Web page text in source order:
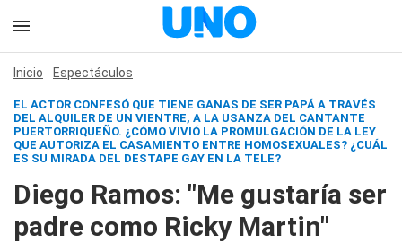
Inicio Espectáculos
EL ACTOR CONFESÓ QUE TIENE GANAS DE SER PAPÁ A TRAVÉS
DEL ALQUILER DE UN VIENTRE, A LA USANZA DEL CANTANTE
PUERTORRIQUEÑO. ¿CÓMO VIVIÓ LA PROMULGACIÓN DE LA LEY
QUE AUTORIZA EL CASAMIENTO ENTRE HOMOSEXUALES? ¿CUÁL
ES SU MIRADA DEL DESTAPE GAY EN LA TELE?
Diego Ramos: "Me gustaría ser
padre como Ricky Martin"